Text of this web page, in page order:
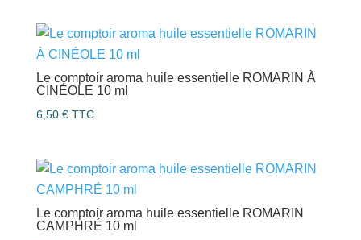
Le comptoir aroma huile essentielle ROMARIN À
CINÉOLE 10 ml
6,50 € TTC
Le comptoir aroma huile essentielle ROMARIN
CAMPHRÉ 10 ml